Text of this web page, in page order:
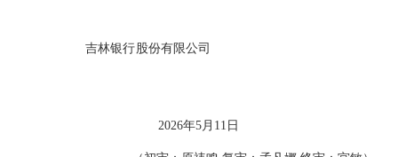
吉林银行股份有限公司
2026年5月11日